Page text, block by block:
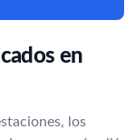
en
los